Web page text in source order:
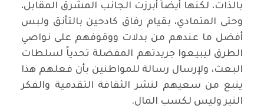
بالذات، لكنها أيضاً أبرزت الجانب المشرق المقابل،
وحتى المتمادي، بقيام رفاق كادحين بالتأنق ولبس
أفضل ما عندهم من بدلات ووقوفهم على نواصي
الطرق ليبيعوا جريدتهم المفضلة تحدياً لسلطات
البعث، ولإرسال رسالة للمواطنين بأن فعلهم هذا
ينبع من سعيهم لنشر الثقافة التقدمية والفكر
النير وليس لكسب المال.